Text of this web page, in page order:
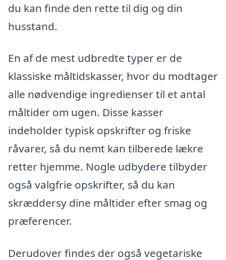
du kan finde den rette til dig og din
husstand.
En af de mest udbredte typer er de
klassiske måltidskasser, hvor du modtager
alle nødvendige ingredienser til et antal
måltider om ugen. Disse kasser
indeholder typisk opskrifter og friske
råvarer, så du nemt kan tilberede lækre
retter hjemme. Nogle udbydere tilbyder
også valgfrie opskrifter, så du kan
skræddersy dine måltider efter smag og
præferencer.
Derudover findes der også vegetariske